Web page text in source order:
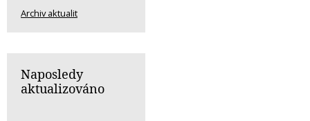
Archiv aktualit
Naposledy
aktualizováno